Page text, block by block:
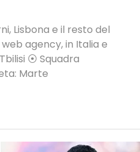
Lisbona e il resto del
agency, in Italia e
⦿ Squadra
Marte